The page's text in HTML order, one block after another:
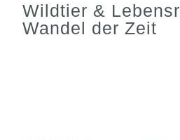
Wildtier &
Wandel der Zeit